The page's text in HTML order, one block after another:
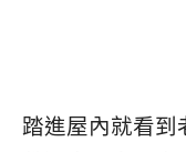
踏進屋內就看到